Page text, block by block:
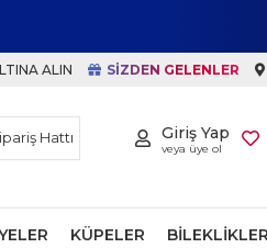
ALIN SIZDEN GELENLER
Giriş Yap
veya üye ol
Hattı
KÜPELER BILEKLIKLER